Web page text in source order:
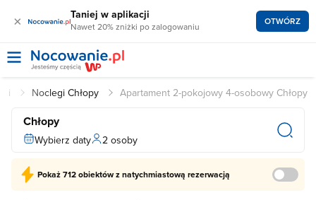
× Taniej w aplikacji
Nawet 20% zniżki po zalogowaniu OTWÓRZ
Noclegi Chłopy Apartament 2-pokojowy 4-osobowy Chłopy
Chłopy
Wybierz daty 2 osoby
Pokaż712 obiektówz natychmiastową rezerwacją